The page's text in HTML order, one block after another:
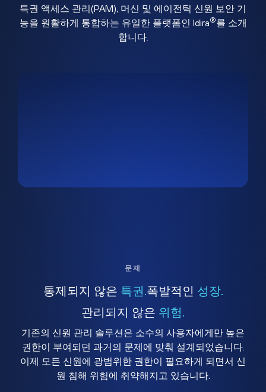
특권 액세스 관리(PAM), 머신 및 에이전틱 신원 보안 기
능을 원활하게 통합하는 유일한 플랫폼인 Idira®를 소개
합니다.
문제
통제되지 않은 특권. 폭발적인 성장.
관리되지 않은 위험.
기존의 신원 관리 솔루션은 소수의 사용자에게만 높은
권한이 부여되던 과거의 문제에 맞춰 설계되었습니다.
이제 모든 신원에 광범위한 권한이 필요하게 되면서 신
원 침해 위험에 취약해지고 있습니다.